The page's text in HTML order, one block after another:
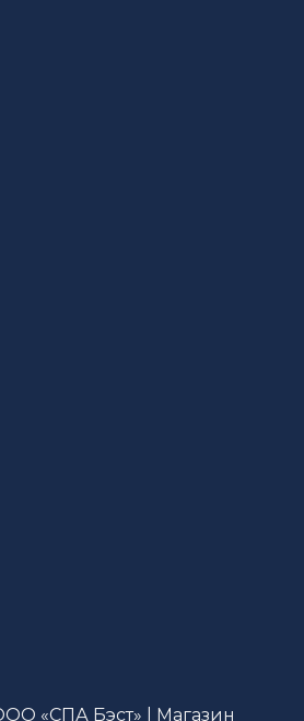
«СПА Бэст» | Магазин